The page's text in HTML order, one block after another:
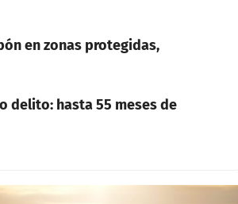
en zonas protegidas,
delito: hasta 55 meses de